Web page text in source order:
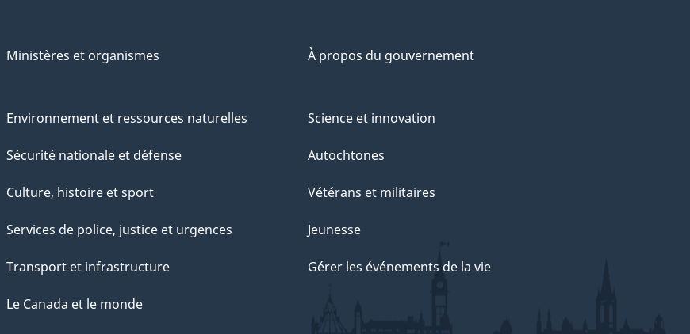
Ministères et organismes À propos du gouvernement
Environnement et ressources naturelles
Sécurité nationale et défense
Culture, histoire et sport
Services de police, justice et urgences
Transport et infrastructure
Le Canada et le monde
Science et innovation
Autochtones
Vétérans et militaires
Jeunesse
Gérer les événements de la vie